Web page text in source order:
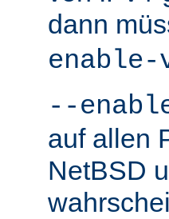
dann
enable-
--
auf allen
NetBSD